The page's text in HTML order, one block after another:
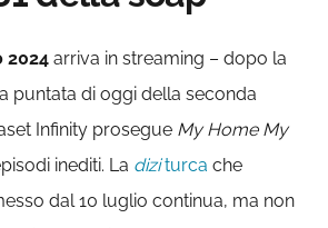
2024 arriva in streaming – dopo la
puntata di oggi della seconda
Infinity prosegue My Home My
inediti. La diziturca che
dal 10 luglio continua, ma non